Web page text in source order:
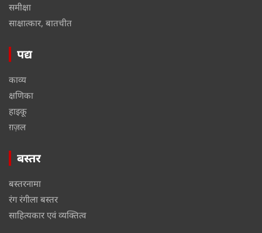
समीक्षा
साक्षात्कार, बातचीत
पद्य
काव्य
क्षणिका
हाइकू
ग़ज़ल
बस्तर
बस्तरनामा
रंग रंगीला बस्तर
साहित्यकार एवं व्यक्तित्व